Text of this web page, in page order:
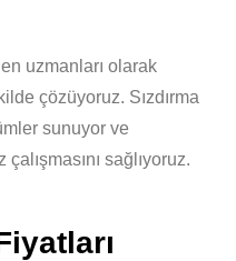
uzmanları olarak
çözüyoruz. Sızdırma
sunuyor ve
sağlıyoruz.